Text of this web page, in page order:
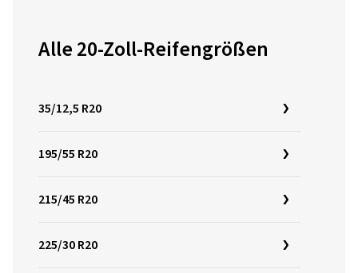
Alle 20-Zoll-Reifengrößen
35/12,5 R20
195/55 R20
215/45 R20
225/30 R20